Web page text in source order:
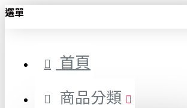
選單
首頁
商品分類